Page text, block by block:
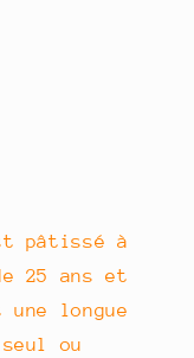
pâtissé à
25 ans et
longue
ou